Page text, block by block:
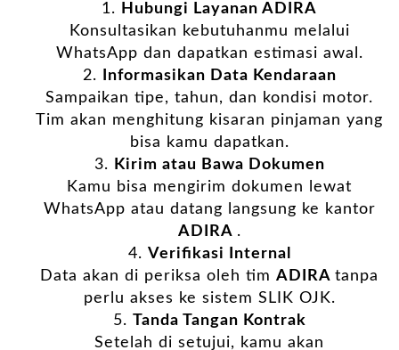
Hubungi LayananADIRA
Konsultasikan kebutuhanmu melalui
WhatsApp dan dapatkan estimasi awal.
Informasikan Data Kendaraan
Sampaikan tipe, tahun, dan kondisi motor.
Tim akan menghitung kisaran pinjaman yang
bisa kamu dapatkan.
Kirim atau Bawa Dokumen
Kamu bisa mengirim dokumen lewat
WhatsApp atau datang langsung ke kantor
ADIRA .
Verifikasi Internal
Data akan di periksa oleh timADIRAtanpa
perlu akses ke sistem SLIK OJK.
Tanda Tangan Kontrak
Setelah di setujui, kamu akan